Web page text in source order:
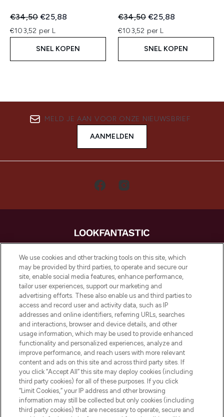
Recommended Retail Price:
€34,50Huidige prijs:
€25,88
€103,52 per L
SNEL KOPEN
Recommended Retail Price:
€34,50Huidige prijs:
€25,88
€103,52 per L
SNEL KOPEN
MELD JE AAN VOOR ONZE NIEUWSBRIEF
AANMELDEN
LOOKFANTASTIC is de ultieme online
beautybestemming van Europa, met de
beste huidverzorging, haarproducten en
make-up van meer dan 200 topmerken.
Shop online of via de app, met gratis
verzending vanaf €40.
Cookie-toestemming
Do Not Sell or Share My Personal
Information
HELP & INFORMATIE
BEDRIJFSINFORMATIE
We use cookies and other tracking tools on this site, which
may be provided by third parties, to operate and secure our
site, enable social media features, enhance performance,
tailor user experiences, support our marketing and
advertising efforts. These also enable us and third parties to
access and record user and activity data, such as IP
addresses and online identifiers, referring URLs, searches
and interactions, browser and device details, and other
usage information, which may be used to provide enhanced
functionality and personalized experiences, analyze and
improve performance, and reach users with more relevant
content and ads on this site and across third party sites. If
you click “Accept All” this site may deploy cookies (including
third party cookies) for all of these purposes. If you click
“Limit Cookies,” your IP address and other browsing
information may still be collected but only cookies (including
third party cookies) that are necessary to operate, secure and